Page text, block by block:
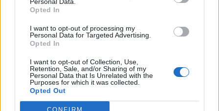
Opted In
I want to opt-out of processing my
Personal Data for Targeted Advertising.
Opted In
I want to opt-out of Collection, Use,
Retention, Sale, and/or Sharing of my
Personal Data that Is Unrelated with the
Purposes for which it was collected.
Opted Out
CONFIRM